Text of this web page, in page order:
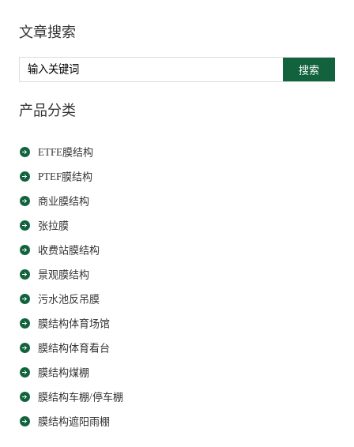
文章搜索
搜索
产品分类
ETFE膜结构
PTEF膜结构
商业膜结构
张拉膜
收费站膜结构
景观膜结构
污水池反吊膜
膜结构体育场馆
膜结构体育看台
膜结构煤棚
膜结构车棚/停车棚
膜结构遮阳雨棚